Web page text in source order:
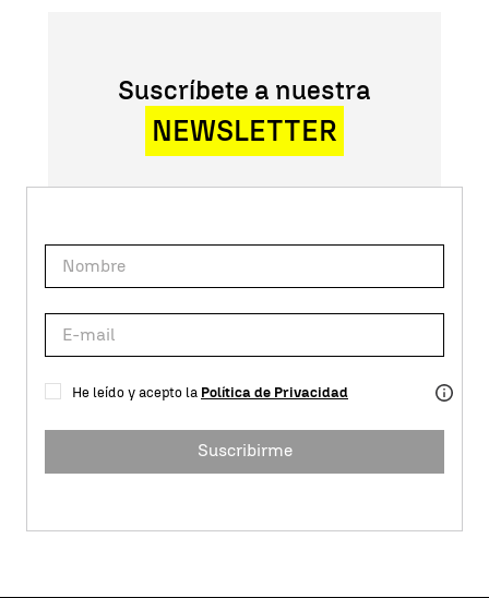
Suscríbete a nuestra
NEWSLETTER
He leído y acepto la Política de Privacidad
Suscribirme